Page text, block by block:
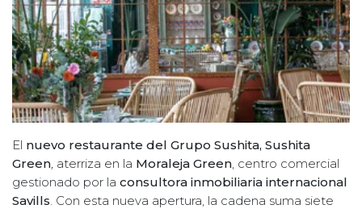
El nuevo restaurante del Grupo Sushita, Sushita
Green aterriza en la Moraleja Green , centro comercial
gestionado por la consultora inmobiliaria internacional
Savills . Con esta nueva apertura, la cadena suma siete